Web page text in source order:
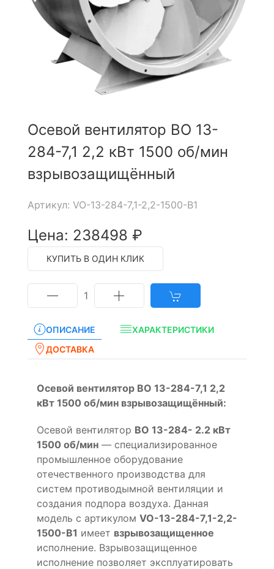
Осевой вентилятор ВО 13-
284-7,1 2,2 кВт 1500 об/мин
взрывозащищённый
Артикул: VO-13-284-7,1-2,2-1500-B1
Цена: 238498 ₽
КУПИТЬ В ОДИН КЛИК
1
ОПИСАНИЕ
ХАРАКТЕРИСТИКИ
ДОСТАВКА
Осевой вентилятор ВО 13-284-7,1 2,2
кВт 1500 об/мин взрывозащищённый:
Осевой вентилятор ВО 13-284- 2.2 кВт
1500 об/мин — специализированное
промышленное оборудование
отечественного производства для
систем противодымной вентиляции и
создания подпора воздуха. Данная
модель с артикулом VO-13-284-7,1-2,2-
1500-B1 имеет взрывозащищенное
исполнение. Взрывозащищенное
исполнение позволяет эксплуатировать